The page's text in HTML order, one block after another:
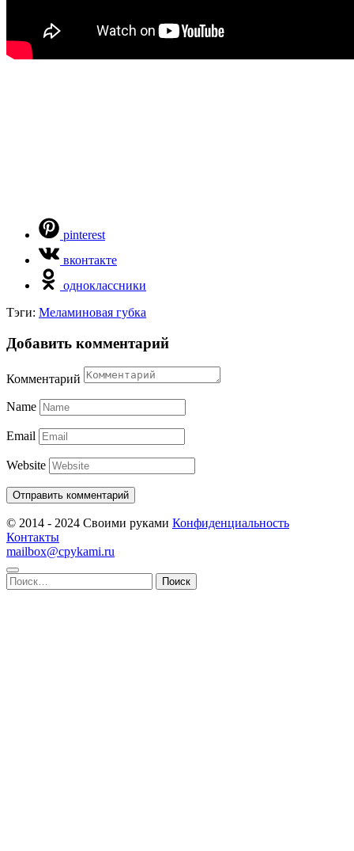
pinterest
вконтакте
одноклассники
Тэги: Меламиновая губка
Добавить комментарий
Комментарий
Name
Email
Website
© 2014 - 2024 Своими руками Конфиденциальность
Контакты
mailbox@cpykami.ru
Найти: